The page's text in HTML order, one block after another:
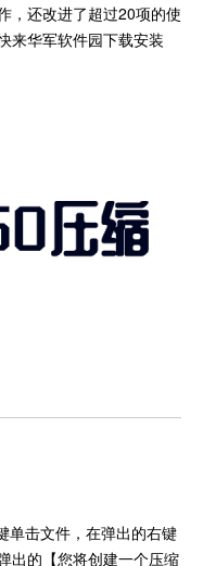
，还改进了超过20项的使
来华军软件园下载安装
单击文件，在弹出的右键
出的【您将创建一个压缩